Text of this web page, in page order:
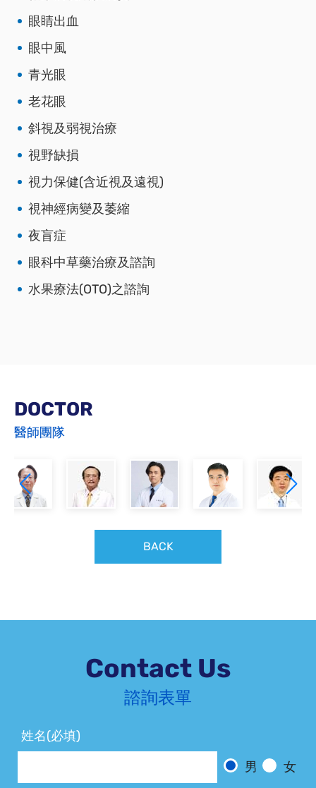
眼睛出血
眼中風
青光眼
老花眼
斜視及弱視治療
視野缺損
視力保健(含近視及遠視)
視神經病變及萎縮
夜盲症
眼科中草藥治療及諮詢
水果療法(OTO)之諮詢
DOCTOR
醫師團隊
BACK
Contact Us
諮詢表單
姓名(必填)
男
女